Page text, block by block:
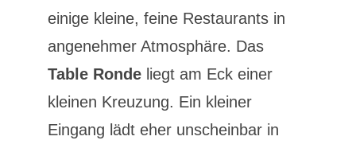
einige kleine, feine Restaurants in
angenehmer Atmosphäre. Das
Table Rondeliegt am Eck einer
kleinen Kreuzung. Ein kleiner
Eingang lädt eher unscheinbar in